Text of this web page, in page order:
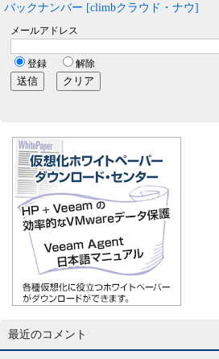
バックナンバー [climbクラウド・ナウ]
最近のコメント